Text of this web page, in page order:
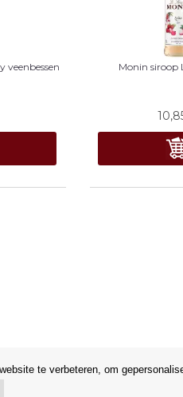
te verbeteren, om
veenbessen
Monin siroop